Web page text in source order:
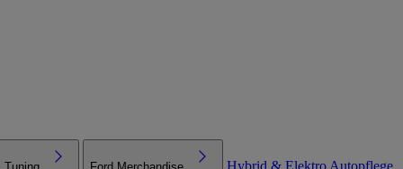
Hybrid & Elektro Autopflege